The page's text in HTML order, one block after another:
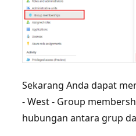
Sekarang Anda dapat
- West - Group
hubungan antara grup